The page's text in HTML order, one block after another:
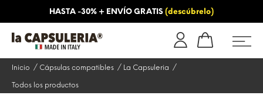
HASTA -30% + ENVÍO GRATIS (descúbrelo)
Inicio Cápsulas compatibles La Capsuleria
Todos los productos